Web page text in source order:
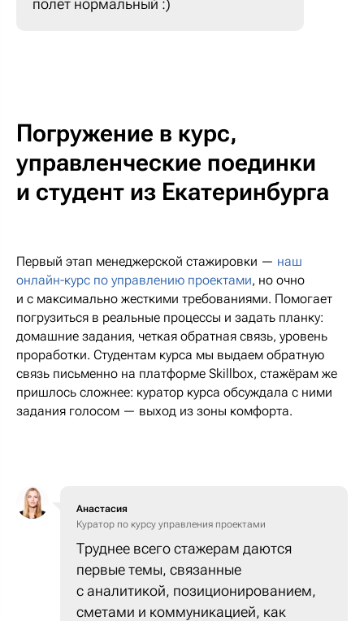
полет нормальный :)
Погружение в курс,
управленческие поединки
и студент из Екатеринбурга
Первый этап менеджерской стажировки — наш
онлайн-курс по управлению проектами, но очно
и с максимально жесткими требованиями. Помогает
погрузиться в реальные процессы и задать планку:
домашние задания, четкая обратная связь, уровень
проработки. Студентам курса мы выдаем обратную
связь письменно на платформе Skillbox, стажёрам же
пришлось сложнее: куратор курса обсуждала с ними
задания голосом — выход из зоны комфорта.
Анастасия
Куратор по курсу управления проектами
Труднее всего стажерам даются
первые темы, связанные
с аналитикой, позиционированием,
сметами и коммуникацией, как